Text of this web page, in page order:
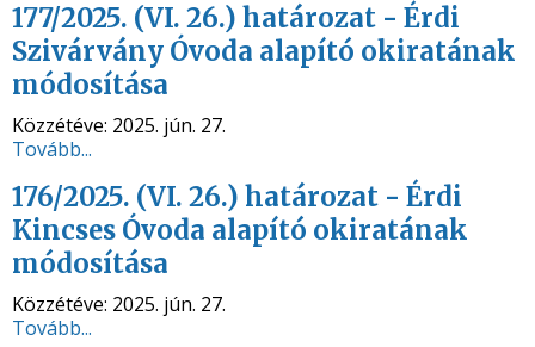
177/2025. (VI. 26.) határozat - Érdi
Szivárvány Óvoda alapító okiratának
módosítása
Közzétéve: 2025. jún. 27.
Tovább...
176/2025. (VI. 26.) határozat - Érdi
Kincses Óvoda alapító okiratának
módosítása
Közzétéve: 2025. jún. 27.
Tovább...